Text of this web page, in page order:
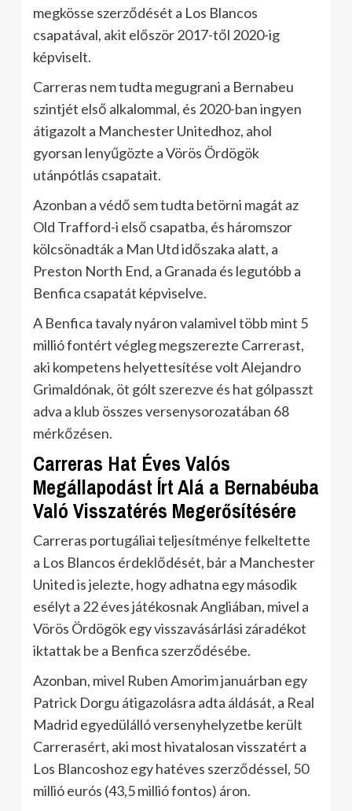
megkösse szerződését a Los Blancos
csapatával, akit először 2017-től 2020-ig
képviselt.
Carreras nem tudta megugrani a Bernabeu
szintjét első alkalommal, és 2020-ban ingyen
átigazolt a Manchester Unitedhoz, ahol
gyorsan lenyűgözte a Vörös Ördögök
utánpótlás csapatait.
Azonban a védő sem tudta betörni magát az
Old Trafford-i első csapatba, és háromszor
kölcsönadták a Man Utd időszaka alatt, a
Preston North End, a Granada és legutóbb a
Benfica csapatát képviselve.
A Benfica tavaly nyáron valamivel több mint 5
millió fontért végleg megszerezte Carrerast,
aki kompetens helyettesítése volt Alejandro
Grimaldónak, öt gólt szerezve és hat gólpasszt
adva a klub összes versenysorozatában 68
mérkőzésen.
Carreras Hat Éves Valós
Megállapodást Írt Alá a Bernabéuba
Való Visszatérés Megerősítésére
Carreras portugáliai teljesítménye felkeltette
a Los Blancos érdeklődését, bár a Manchester
United is jelezte, hogy adhatna egy második
esélyt a 22 éves játékosnak Angliában, mivel a
Vörös Ördögök egy visszavásárlási záradékot
iktattak be a Benfica szerződésébe.
Azonban, mivel Ruben Amorim januárban egy
Patrick Dorgu átigazolásra adta áldását, a Real
Madrid egyedülálló versenyhelyzetbe került
Carrerasért, aki most hivatalosan visszatért a
Los Blancoshoz egy hatéves szerződéssel, 50
millió eurós (43,5 millió fontos) áron.